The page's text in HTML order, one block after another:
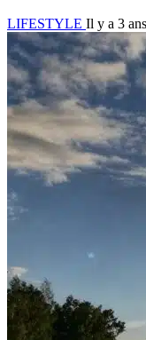
LIFESTYLE Il y a 3 ans